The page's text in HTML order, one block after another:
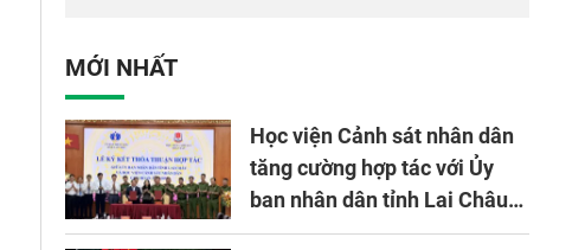
Bản tại Việt Nam
- 2030
MỚI NHẤT
Học viện Cảnh sát nhân dân
tăng cường hợp tác với Ủy
ban nhân dân tỉnh Lai Châu
về ứng dụng khoa học công